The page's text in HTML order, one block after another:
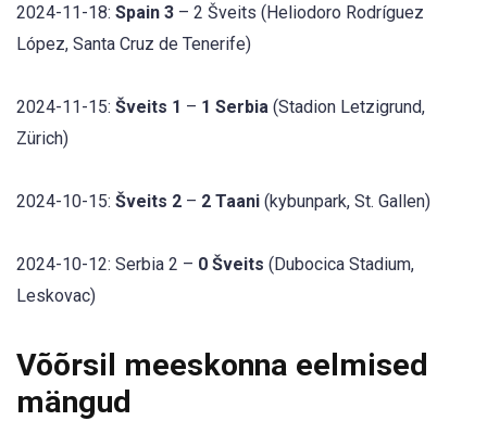
2024-11-18: Spain 3 – 2 Šveits (Heliodoro Rodríguez
López, Santa Cruz de Tenerife)
2024-11-15: Šveits 1 – 1 Serbia (Stadion Letzigrund,
Zürich)
2024-10-15: Šveits 2 – 2 Taani (kybunpark, St. Gallen)
2024-10-12: Serbia 2 – 0 Šveits (Dubocica Stadium,
Leskovac)
Võõrsil meeskonna eelmised
mängud